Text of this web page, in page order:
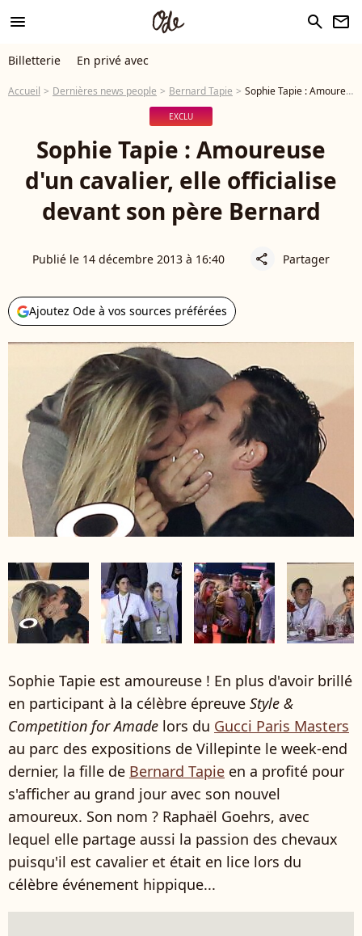
menu search newsletter
Billetterie En privé avec
Accueil Dernières news people Bernard Tapie Sophie Tapie : Amoureuse d'un cavalier, elle officialise devant son père Bernard
EXCLU
Sophie Tapie : Amoureuse
d'un cavalier, elle officialise
devant son père Bernard
Publié le 14 décembre 2013 à 16:40 share Partager
Ajoutez Ode à vos sources préférées
Sophie Tapie est amoureuse ! En plus d'avoir brillé
en participant à la célèbre épreuve Style &
Competition for Amade lors du Gucci Paris Masters
au parc des expositions de Villepinte le week-end
dernier, la fille de Bernard Tapie en a profité pour
s'afficher au grand jour avec son nouvel
amoureux. Son nom ? Raphaël Goehrs, avec
lequel elle partage aussi la passion des chevaux
puisqu'il est cavalier et était en lice lors du
célèbre événement hippique...